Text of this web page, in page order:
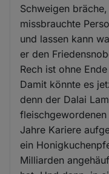
Schweigen
missbrauchte
und lassen kann
er den
Rech ist ohne
Damit könnte es
denn der Dalai
Jahre Kariere
ein
Milliarden